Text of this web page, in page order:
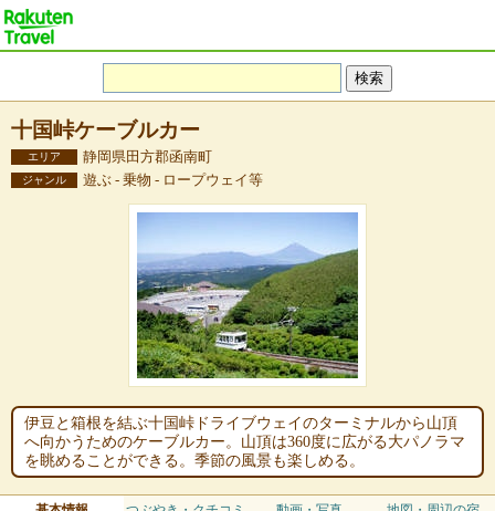
十国峠ケーブルカー
エリア 静岡県田方郡函南町
ジャンル 遊ぶ - 乗物 - ロープウェイ等
伊豆と箱根を結ぶ十国峠ドライブウェイのターミナルから山頂
へ向かうためのケーブルカー。山頂は360度に広がる大パノラマ
を眺めることができる。季節の風景も楽しめる。